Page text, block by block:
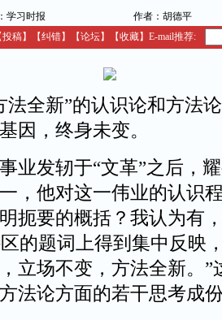
学习时报
作者：胡德平
投稿】 【纠错】 【论坛】 【收藏】 E-mail推荐:
全新”的认识论和方法
因，终身未变。
发轫于“文革”之后，耀
，他对这一伟业的认识
扼要的概括？我认为有
的题词上得到集中反映
立场不变，方法全新。”
法论方面的若干思考成